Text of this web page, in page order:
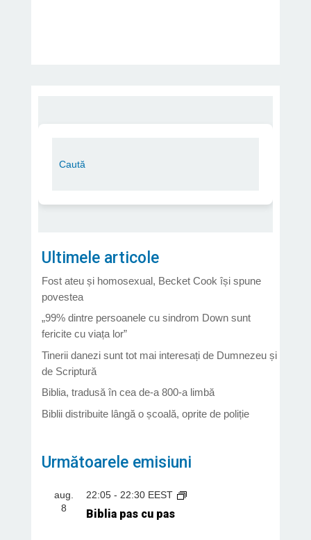
Ultimele articole
Fost ateu și homosexual, Becket Cook își spune
povestea
„99% dintre persoanele cu sindrom Down sunt
fericite cu viața lor”
Tinerii danezi sunt tot mai interesați de Dumnezeu și
de Scriptură
Biblia, tradusă în cea de-a 800-a limbă
Biblii distribuite lângă o școală, oprite de poliție
Următoarele emisiuni
aug.
8
22:05- 22:30 EEST
Biblia pas cu pas